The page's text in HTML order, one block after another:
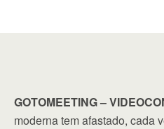
GOTOMEETING –
moderna tem afastado, cada